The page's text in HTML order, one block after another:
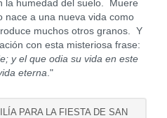
la humedad del suelo. Muere
nace a una nueva vida como
muchos otros granos. Y
con esta misteriosa frase:
y el que odia su vida en este
eterna."
PARA LA FIESTA DE SAN